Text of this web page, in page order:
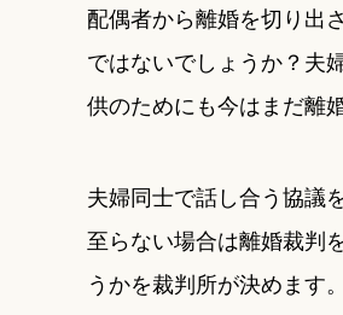
配偶者から離婚を切り出
ではないでしょうか？夫
供のためにも今はまだ離
夫婦同士で話し合う協議
至らない場合は離婚裁判
うかを裁判所が決めます。